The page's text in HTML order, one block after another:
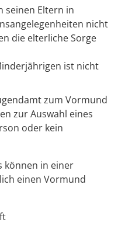
seinen Eltern in
nicht
die elterliche Sorge
ist nicht
zum Vormund
zur Auswahl eines
oder kein
können in einer
einen Vormund